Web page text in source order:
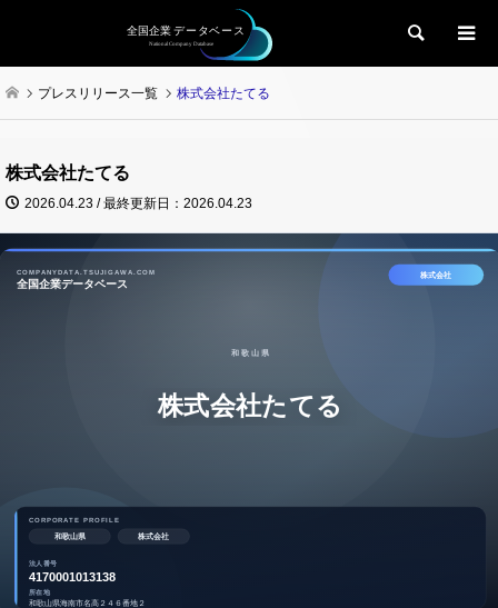
検索
プレスリリース一覧 株式会社たてる
株式会社たてる
2026.04.23 / 最終更新日：2026.04.23